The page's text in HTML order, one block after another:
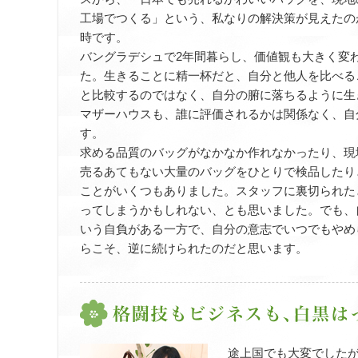
工場でつくる」という、私なりの解決策が見えた
時です。
バングラデシュで2年間暮らし、価値観も大きく変
た。生きることに精一杯だと、自分と他人を比べ
と比較するのではなく、自分の腑に落ちるように
マザーハウスも、誰に評価されるかは関係なく、
す。
求める品質のバッグがなかなか作れなかったり、
売るあてもない大量のバッグをひとりで検品した
ことがいくつもありました。スタッフに裏切られ
ってしまうかもしれない、とも思いました。でも
いう自負がある一方で、自分の意志でいつでもや
らこそ、逆に続けられたのだと思います。
途上国でも大変でした